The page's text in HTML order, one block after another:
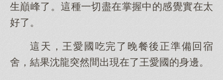
生巔峰了。這種一切盡在掌握中的感覺實在太
好了。
這天，王愛國吃完了晚餐後正準備回宿
舍，結果沈龍突然間出現在了王愛國的身邊。